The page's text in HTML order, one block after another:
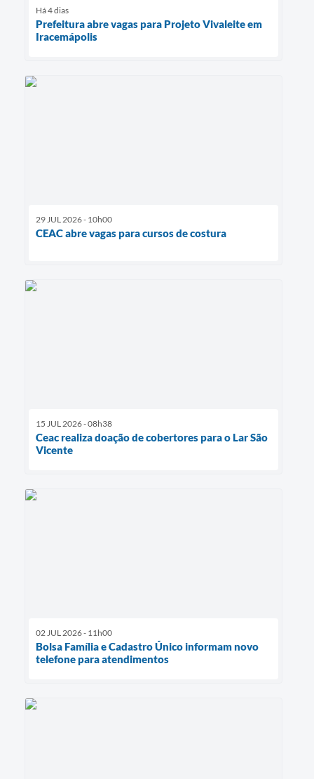
Há 4 dias
Prefeitura abre vagas para Projeto Vivaleite em
Iracemápolis
29 JUL 2026 - 10h00
CEAC abre vagas para cursos de costura
15 JUL 2026 - 08h38
Ceac realiza doação de cobertores para o Lar São
Vicente
02 JUL 2026 - 11h00
Bolsa Família e Cadastro Único informam novo
telefone para atendimentos